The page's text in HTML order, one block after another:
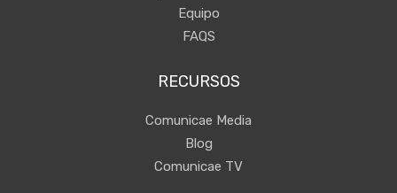
Equipo
FAQS
RECURSOS
Comunicae Media
Blog
Comunicae TV